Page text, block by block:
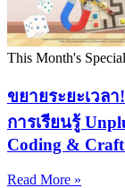
This Month's
ขยายระยะเวล
การเรียนรู้
Coding &
Read More »